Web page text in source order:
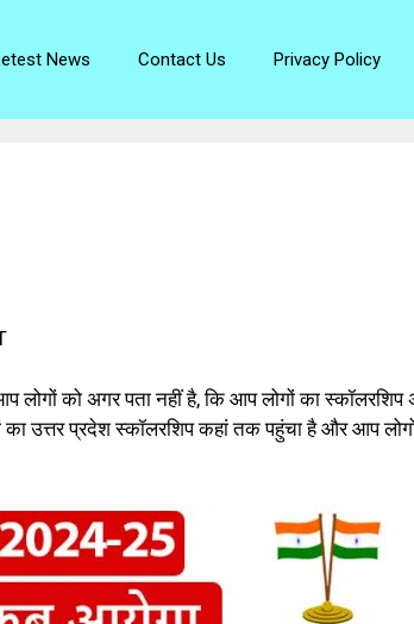
News Contact Us Privacy Policy
को अगर पता नहीं है, कि आप लोगों का
उत्तर प्रदेश स्कॉलरशिप कहां तक पहुंचा है और आप